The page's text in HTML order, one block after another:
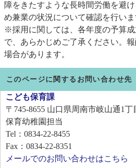
障をきたすような長時間労働を避
め兼業の状況について確認を行いま
※採用に関しては、各年度の予算
で、あらかじめご了承ください。
場合があります。
このページに関するお問い合わせ先
こども保育課
〒745-8655 山口県周南市岐山通1丁
保育幼稚園担当
Tel：0834-22-8455
Fax：0834-22-8351
メールでのお問い合わせはこちら